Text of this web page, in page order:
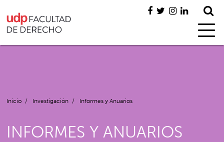
Inicio / Investigación / Informes y Anuarios
INFORMES Y ANUARIOS